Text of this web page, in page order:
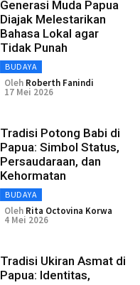
Generasi Muda Papua
Diajak Melestarikan
Bahasa Lokal agar
Tidak Punah
BUDAYA
Oleh Roberth Fanindi
17 Mei 2026
Tradisi Potong Babi di
Papua: Simbol Status,
Persaudaraan, dan
Kehormatan
BUDAYA
Oleh Rita Octovina Korwa
4 Mei 2026
Tradisi Ukiran Asmat di
Papua: Identitas,